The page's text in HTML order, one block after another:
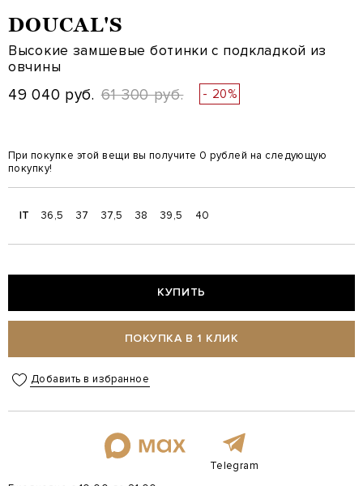
DOUCAL'S
Высокие замшевые ботинки с подкладкой из
овчины
49 040 руб. 61 300 руб. - 20%
При покупке этой вещи вы получите 0 рублей на следующую
покупку!
IT 36,5 37 37,5 38 39,5 40
КУПИТЬ
ПОКУПКА В 1 КЛИК
Добавить в избранное
Telegram